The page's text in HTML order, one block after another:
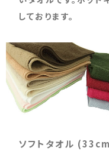
しております。
ソフトタオル